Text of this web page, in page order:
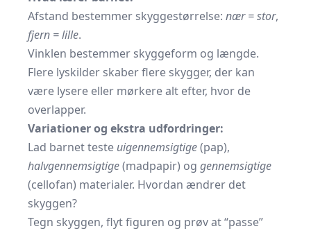
Afstand bestemmer skygge­størrelse: nær = stor,
fjern = lille.
Vinklen bestemmer skygge­form og længde.
Flere lyskilder skaber flere skygger, der kan
være lysere eller mørkere alt efter, hvor de
overlapper.
Variationer og ekstra udfordringer:
Lad barnet teste uigennemsigtige(pap),
halvgennemsigtige(madpapir) og gennemsigtige
(cellofan) materialer. Hvordan ændrer det
skyggen?
Tegn skyggen, flyt figuren og prøv at “passe”